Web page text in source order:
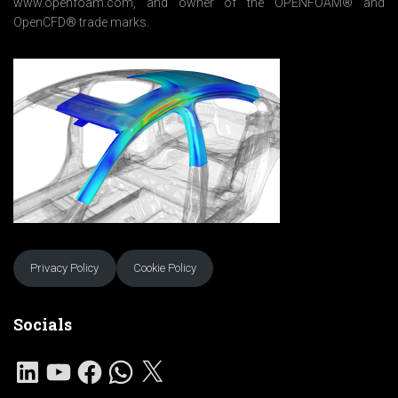
OpenCFD® trade marks.
Privacy Policy Cookie Policy
Socials
L
Y
O
F
A
W
H
A
X